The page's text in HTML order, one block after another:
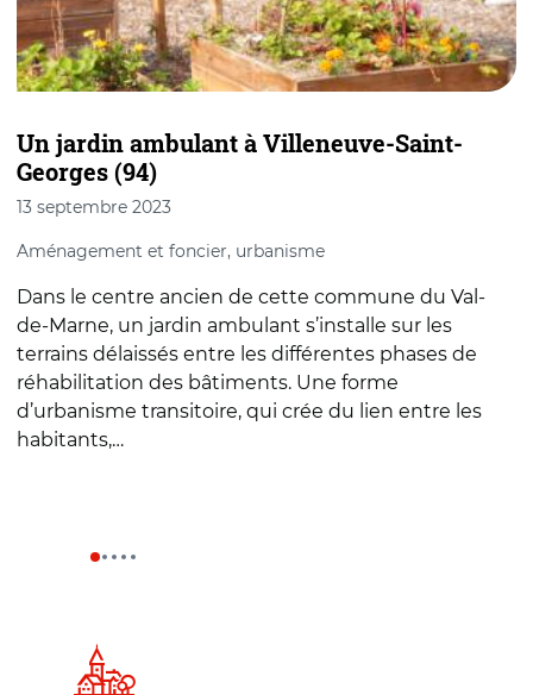
Un jardin ambulant à Villeneuve-Saint-
Georges (94)
13 septembre 2023
Aménagement et foncier, urbanisme
Dans le centre ancien de cette commune du Val-
de-Marne, un jardin ambulant s’installe sur les
terrains délaissés entre les différentes phases de
réhabilitation des bâtiments. Une forme
d’urbanisme transitoire, qui crée du lien entre les
habitants,…